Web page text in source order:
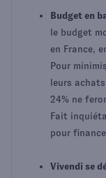
Budget en
le budget
en France,
Pour
leurs
24% ne
Fait
pour
Vivendi se